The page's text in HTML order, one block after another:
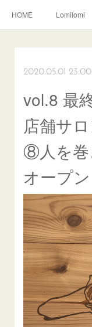
HOME Lomilomi
School無料説明会
2020.05.01 23:00
vol.8 最
店舗サ
⑧人を巻
オープ